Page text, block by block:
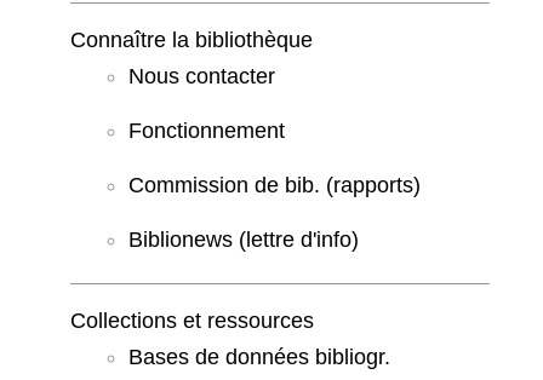
Connaître la bibliothèque
Nous contacter
Fonctionnement
Commission de bib. (rapports)
Biblionews (lettre d'info)
Collections et ressources
Bases de données bibliogr.